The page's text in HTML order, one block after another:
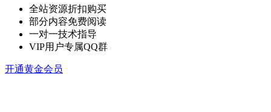
全站资源折扣购买
部分内容免费阅读
一对一技术指导
VIP用户专属QQ群
开通黄金会员